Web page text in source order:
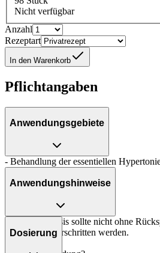
Nicht verfügbar
Anzahl
Rezeptart
In den Warenkorb
Pflichtangaben
Anwendungsgebiete
- Behandlung der essentiellen
Anwendungshinweise
Die Gesamtdosis sollte nicht ohne
Apotheker überschritten werden.
Dosierung